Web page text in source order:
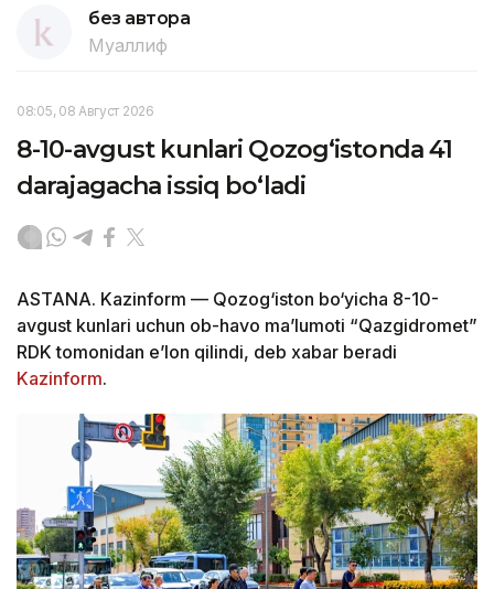
без автора
Муаллиф
08:05, 08 Август 2026
8-10-avgust kunlari Qozog‘istonda 41
darajagacha issiq bo‘ladi
ASTANA. Kazinform — Qozog‘iston bo‘yicha 8-10-
avgust kunlari uchun ob-havo ma’lumoti “Qazgidromet”
RDK tomonidan e’lon qilindi, deb xabar beradi
Kazinform.